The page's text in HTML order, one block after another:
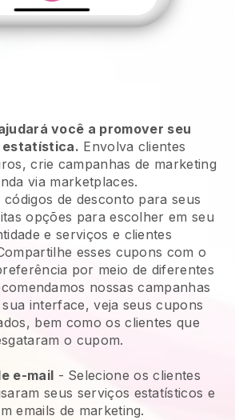
você a promover seu
estatística. Envolva clientes
crie campanhas de marketing
via marketplaces.
códigos de desconto para seus
opções para escolher em seu
e serviços e clientes
esses cupons com o
por meio de diferentes
nossas campanhas
interface, veja seus cupons
bem como os clientes que
o cupom.
e-mail - Selecione os clientes
seus serviços estatísticos e
emails de marketing.